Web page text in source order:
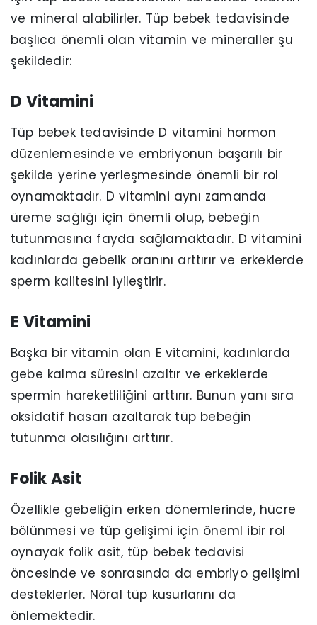
ve mineral alabilirler. Tüp bebek tedavisinde
başlıca önemli olan vitamin ve mineraller şu
şekildedir:
D Vitamini
Tüp bebek tedavisinde D vitamini hormon
düzenlemesinde ve embriyonun başarılı bir
şekilde yerine yerleşmesinde önemli bir rol
oynamaktadır. D vitamini aynı zamanda
üreme sağlığı için önemli olup, bebeğin
tutunmasına fayda sağlamaktadır. D vitamini
kadınlarda gebelik oranını arttırır ve erkeklerde
sperm kalitesini iyileştirir.
E Vitamini
Başka bir vitamin olan E vitamini, kadınlarda
gebe kalma süresini azaltır ve erkeklerde
spermin hareketliliğini arttırır. Bunun yanı sıra
oksidatif hasarı azaltarak tüp bebeğin
tutunma olasılığını arttırır.
Folik Asit
Özellikle gebeliğin erken dönemlerinde, hücre
bölünmesi ve tüp gelişimi için öneml ibir rol
oynayak folik asit, tüp bebek tedavisi
öncesinde ve sonrasında da embriyo gelişimi
desteklerler. Nöral tüp kusurlarını da
önlemektedir.